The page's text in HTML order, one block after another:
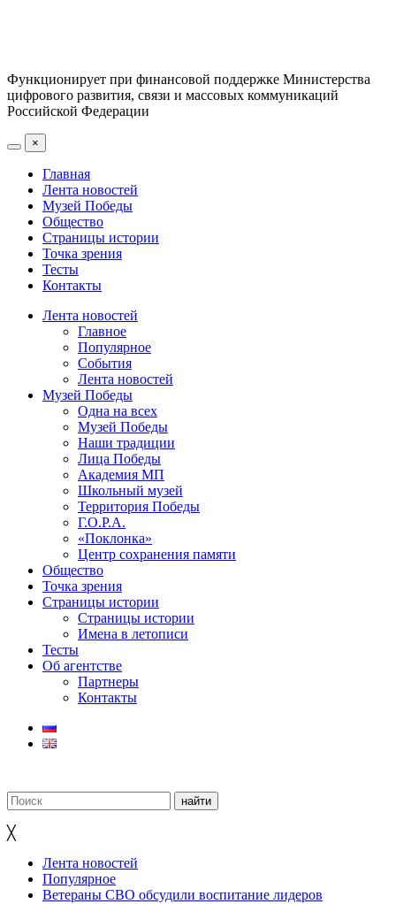
Функционирует при финансовой поддержке Министерства
цифрового развития, связи и массовых коммуникаций
Российской Федерации
×
Главная
Лента новостей
Музей Победы
Общество
Страницы истории
Точка зрения
Тесты
Контакты
Лента новостей
Главное
Популярное
События
Лента новостей
Музей Победы
Одна на всех
Музей Победы
Наши традиции
Лица Победы
Академия МП
Школьный музей
Территория Победы
Г.О.Р.А.
«Поклонка»
Центр сохранения памяти
Общество
Точка зрения
Страницы истории
Страницы истории
Имена в летописи
Тесты
Об агентстве
Партнеры
Контакты
╳
Лента новостей
Популярное
Ветераны СВО обсудили воспитание лидеров